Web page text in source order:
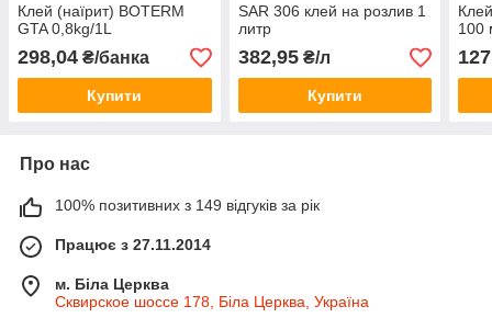
Клей (наїрит) BOTERM
GTA 0,8kg/1L
298,04 ₴/банка
Купити
SAR 306 клей на розлив 1
литр
382,95₴/л
Купити
100
Про нас
100% позитивних з 149 відгуків за рік
Працює з 27.11.2014
м. Біла Церква
Сквирское шоссе 178, Біла Церква, Україна